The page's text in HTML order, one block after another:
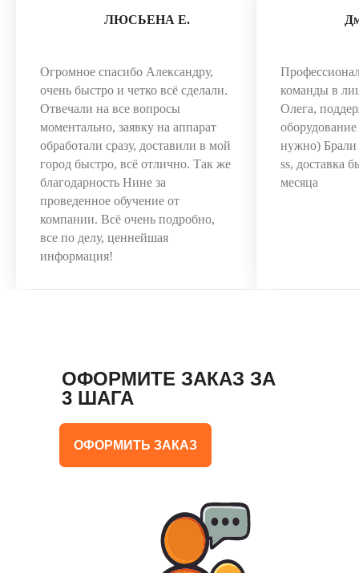
ЛЮСЬЕНА Е.
Огромное спасибо Александру,
очень быстро и четко всё сделали.
Отвечали на все вопросы
моментально, заявку на аппарат
обработали сразу, доставили в мой
город быстро, всё отлично. Так же
благодарность Нине за
проведенное обучение от
компании. Всё очень подробно,
все по делу, ценнейшая
информация!
команды в
Олега,
оборудование
нужно)
ss, доставка
месяца
ОФОРМИТЕ ЗАКАЗ ЗА
3 ШАГА
ОФОРМИТЬ ЗАКАЗ